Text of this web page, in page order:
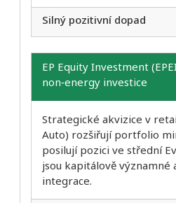
Silný pozitivní dopad
EP Equity Investment
non‑energy investice
Strategické akvizice v
Auto) rozšiřují portfolio
posilují pozici ve střední
jsou kapitálově významné
integrace.